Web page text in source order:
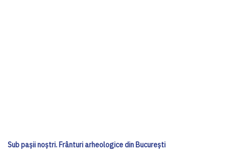
Sub pașii noștri. Frânturi arheologice din București